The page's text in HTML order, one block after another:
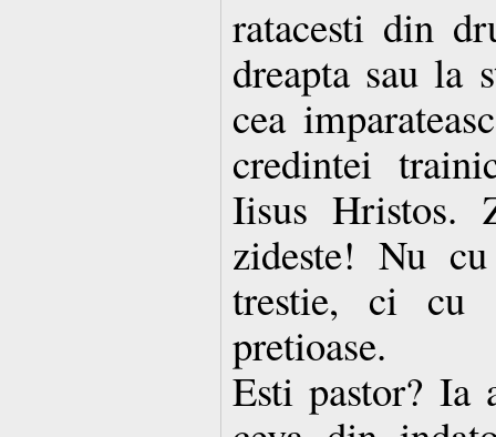
ratacesti din
dreapta sau la
cea
credintei
Iisus Hristos.
zideste! Nu
trestie, ci cu
pretioase.
Esti pastor? Ia